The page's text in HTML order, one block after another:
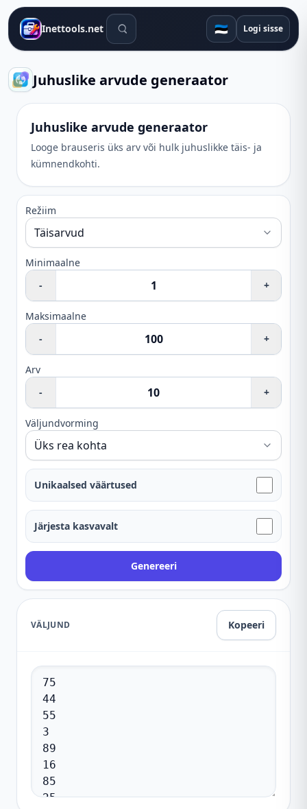
Inettools.net Otsingutööriistad 🇪🇪 Logi sisse
Juhuslike arvude generaator
Juhuslike arvude generaator
Looge brauseris üks arv või hulk juhuslikke täis- ja
kümnendkohti.
Režiim
Minimaalne
-
+
Maksimaalne
-
+
Arv
-
+
Väljundvorming
Unikaalsed väärtused
Järjesta kasvavalt
Genereeri
VÄLJUND Kopeeri